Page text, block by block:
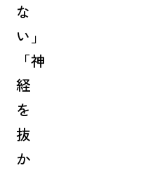
な
い」
「神
経
を
抜
か